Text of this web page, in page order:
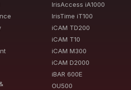
IrisAccess iA1000
IrisTime iT100
iCAM TD200
iCAM T10
iCAM M300
iCAM D2000
iBAR 600E
OU500